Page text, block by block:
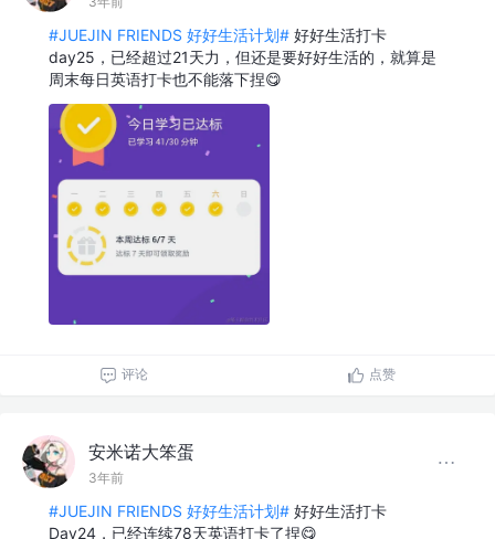
#JUEJIN FRIENDS 好好生活计划# 好好生活打卡
day25，已经超过21天力，但还是要好好生活的，就算是
周末每日英语打卡也不能落下捏😋
评论 点赞
安米诺大笨蛋
3年前
#JUEJIN FRIENDS 好好生活计划# 好好生活打卡
Day24，已经连续78天英语打卡了捏😋